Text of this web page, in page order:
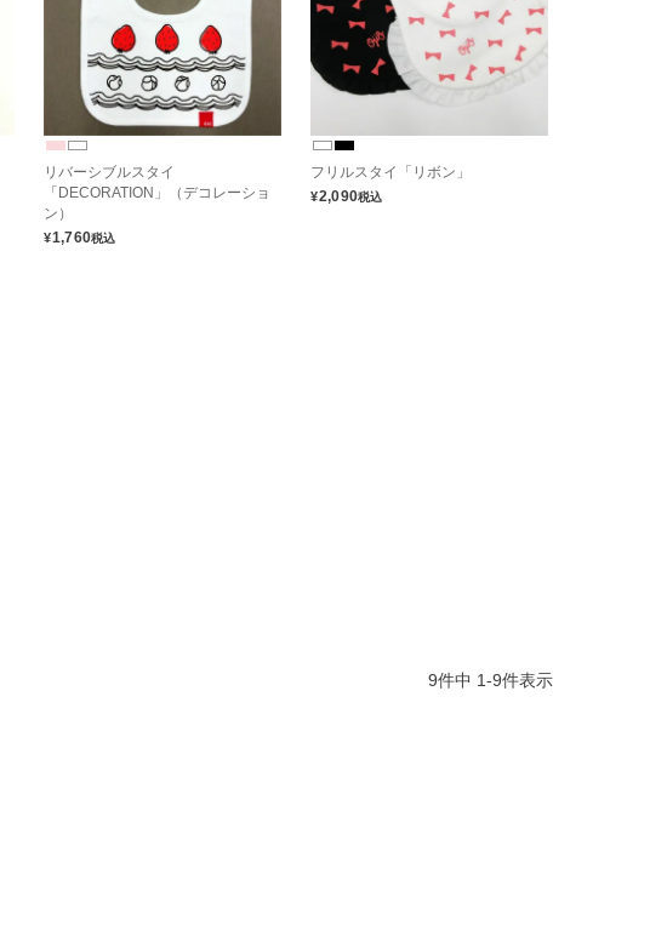
リバーシブルスタイ
「DECORATION」（デコレーショ
ン）
¥1,760税込
フリルスタイ「リボン」
¥2,090税込
9件中 1-9件表示